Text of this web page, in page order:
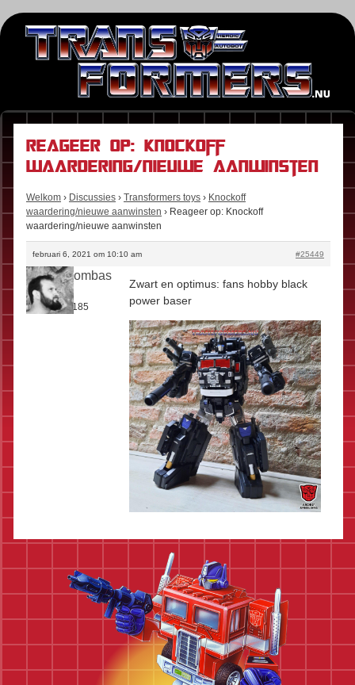
Reageer op: Knockoff
waardering/nieuwe aanwinsten
Welkom › Discussies › Transformers toys › Knockoff
waardering/nieuwe aanwinsten › Reageer op: Knockoff
waardering/nieuwe aanwinsten
februari 6, 2021 om 10:10 am #25449
Boomboombas
Rol:Fan
Berichten: 185
Zwart en optimus: fans hobby black
power baser